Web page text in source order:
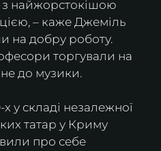
з найжорстокішою
– каже Джеміль
на добру роботу.
торгували на
до музики.
у складі незалежної
татар у Криму
про себе